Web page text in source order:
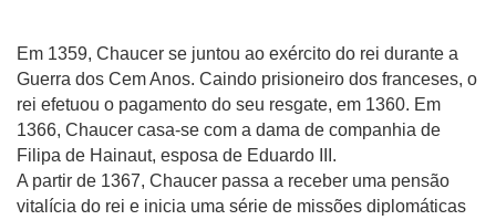
Em 1359, Chaucer se juntou ao exército do rei durante a
Guerra dos Cem Anos. Caindo prisioneiro dos franceses, o
rei efetuou o pagamento do seu resgate, em 1360. Em
1366, Chaucer casa-se com a dama de companhia de
Filipa de Hainaut, esposa de Eduardo III.
A partir de 1367, Chaucer passa a receber uma pensão
vitalícia do rei e inicia uma série de missões diplomáticas